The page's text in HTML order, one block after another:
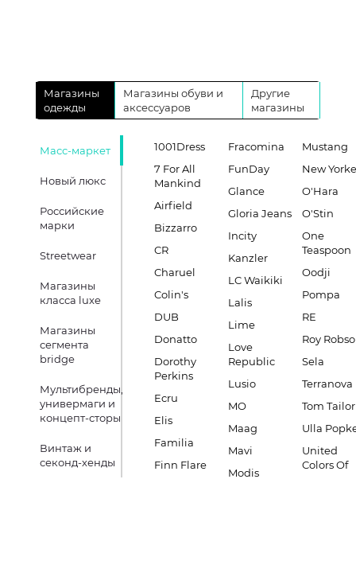
Магазины
одежды
Магазины обуви и
аксессуаров
Другие
магазины
Масс-маркет
Новый люкс
Российские
марки
Streetwear
Магазины
класса luxe
Магазины
сегмента
bridge
Мультибренды,
универмаги и
концепт-сторы
Винтаж и
секонд-хенды
1001Dress
7 For All
Mankind
Airfield
Bizzarro
CR
Charuel
Colin's
DUB
Donatto
Dorothy
Perkins
Ecru
Elis
Familia
Finn Flare
Fracomina
FunDay
Glance
Gloria Jeans
Incity
Kanzler
LC Waikiki
Lalis
Lime
Love
Republic
Lusio
MO
Maag
Mavi
Modis
Mustang
New
O'Hara
O'Stin
One
Teaspoon
Oodji
Pompa
RE
Roy
Sela
Terranova
Tom Tailor
Ulla
United
Colors Of